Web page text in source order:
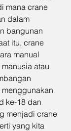
mana crane
dalam
bangunan
itu, crane
manual
atau
ke-18 dan
menjadi crane
yang kita